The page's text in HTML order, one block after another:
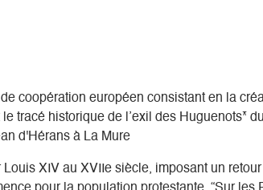
coopération européen consistant en la
tracé historique de l’exil des Huguenots* du
d'Hérans à La Mure
XIV au XVIIe siècle, imposant un retour